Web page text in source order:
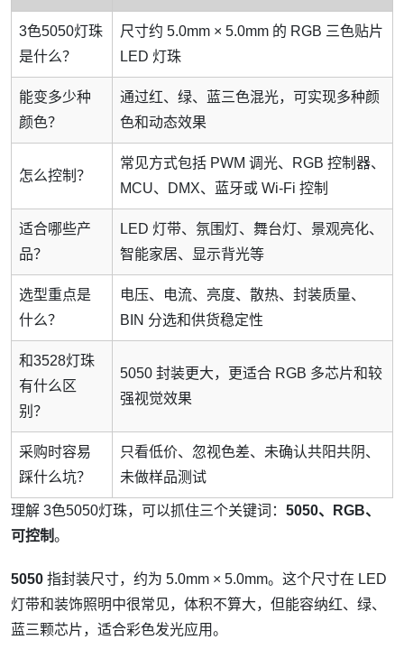
3色5050灯珠
是什么？
尺寸约 5.0mm × 5.0mm 的 RGB 三色贴片
LED 灯珠
能变多少种
颜色？
通过红、绿、蓝三色混光，可实现多种颜
色和动态效果
怎么控制？
常见方式包括 PWM 调光、RGB 控制器、
MCU、DMX、蓝牙或 Wi-Fi 控制
适合哪些产
品？
LED 灯带、氛围灯、舞台灯、景观亮化、
智能家居、显示背光等
选型重点是
什么？
电压、电流、亮度、散热、封装质量、
BIN 分选和供货稳定性
和3528灯珠
有什么区
别？
5050 封装更大，更适合 RGB 多芯片和较
强视觉效果
采购时容易
踩什么坑？
只看低价、忽视色差、未确认共阳共阴、
未做样品测试
理解 3色5050灯珠，可以抓住三个关键词： 5050、RGB、
可控制。
5050 指封装尺寸，约为 5.0mm × 5.0mm。这个尺寸在 LED
灯带和装饰照明中很常见，体积不算大，但能容纳红、绿、
蓝三颗芯片，适合彩色发光应用。